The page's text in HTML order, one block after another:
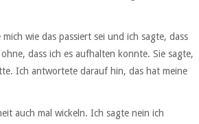
wie das passiert sei und ich sagte, dass
dass ich es aufhalten konnte. Sie sagte,
Ich antwortete darauf hin, das hat meine
auch mal wickeln. Ich sagte nein ich